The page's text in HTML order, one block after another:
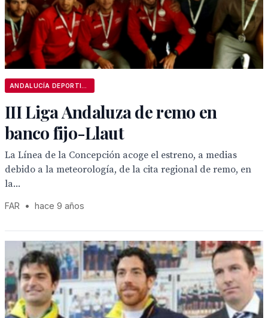
III Liga Andaluza de remo en
banco fijo-Llaut
La Línea de la Concepción acoge el estreno, a medias
debido a la meteorología, de la cita regional de remo, en
la...
FAR • hace 9 años